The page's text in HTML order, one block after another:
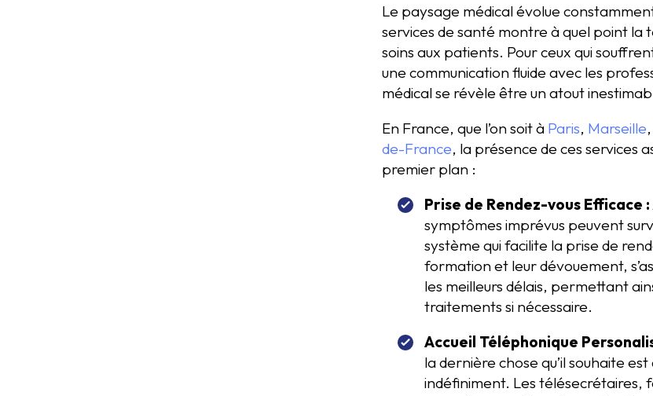
Le paysage médical évolue
services de santé montre à quel point
soins aux patients. Pour ceux qui
une communication fluide avec les
médical se révèle être un atout
En France, que l’on soit à Paris, Marseille,
de-France, la présence de ces services
premier plan :
Prise de Rendez-vous Efficace :
symptômes imprévus peuvent
système qui facilite la prise de
formation et leur dévouement,
les meilleurs délais, permettant
traitements si nécessaire.
Accueil Téléphonique
la dernière chose qu’il souhaite
indéfiniment. Les